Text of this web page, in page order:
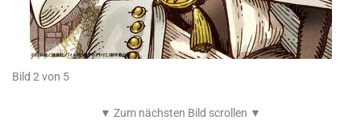
Bild 2 von 5
▼ Zum nächsten Bild scrollen ▼